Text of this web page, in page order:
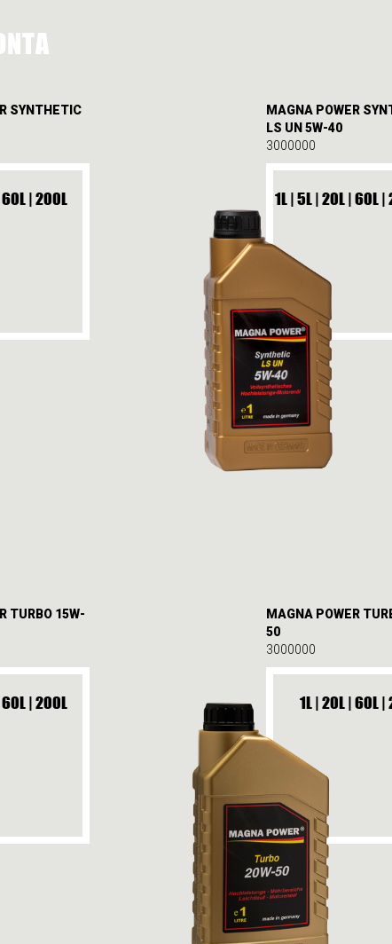
SYNTHETIC
60L | 200L
MAGNA POWER
LS UN 5W-40
3000000
1L | 5L | 20L | 60L |
TURBO 15W-
60L | 200L
MAGNA POWER
50
3000000
1L | 20L | 60L |